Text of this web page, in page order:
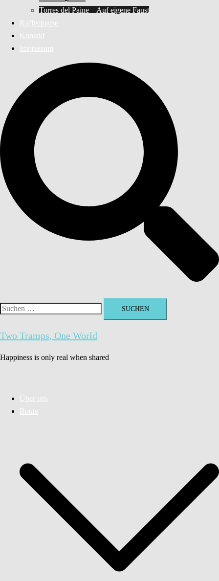
Torres del Paine – Auf eigene Faust
Kaffeepause
Kontakt
Impressum
Suchen
Two Tramps, One World
Happiness is only real when shared
Über uns
Route